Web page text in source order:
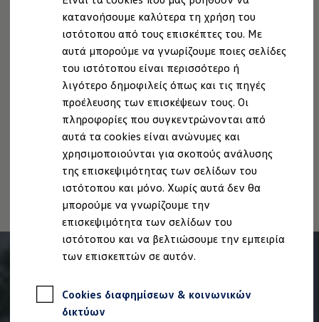
κατανοήσουμε καλύτερα τη χρήση του
ιστότοπου από τους επισκέπτες του. Με
αυτά μπορούμε να γνωρίζουμε ποιες σελίδες
του ιστότοπου είναι περισσότερο ή
λιγότερο δημοφιλείς όπως και τις πηγές
προέλευσης των επισκέψεων τους. Οι
πληροφορίες που συγκεντρώνονται από
αυτά τα cookies είναι ανώνυμες και
χρησιμοποιούνται για σκοπούς ανάλυσης
της επισκεψιμότητας των σελίδων του
ιστότοπου και μόνο. Χωρίς αυτά δεν θα
μπορούμε να γνωρίζουμε την
επισκεψιμότητα των σελίδων του
ιστότοπου και να βελτιώσουμε την εμπειρία
των επισκεπτών σε αυτόν.
Cookies διαφημίσεων & κοινωνικών
δικτύων
Χρηματοδότηση Classic Credit
Καινοτόμες Τεχνολογίες
Ιδιοκτήτες και υπηρεσίες After Sales
myVolkswagen
Service και γνήσια ανταλλακτικά
Επιθεώρηση & ΚΤΕΟ
Επισκευές & έλεγχοι
Λιπαντικά κινητήρα και υγρά
Τροχοί και ελαστικά
Οδική Βοήθεια
Volkswagen Service
Ανταλλακτικά Volkswagen
Γνήσια αξεσουάρ Volkswagen
Γνήσια αξεσουάρ Volkswagen ειδικά για κάθε
Εσωτερική και εξωτερική προστασία
Λύσεις μεταφοράς και αποσκευών
Ψυχαγωγία και ηλεκτρονικές συσκευές
Εξατομίκευση
Επιτοίχιος σταθμός φόρτισης και καλώδια
Συλλογές Lifestyle
Εφαρμογές Volkswagen, σύνδεση και
Σύνδεση κινητού τηλεφώνου και οχήματος
Νομική Σημείωση Προστασία Δεδομένων
Imprint
Πολιτική cookies
Άδειες Χρήσης Τρίτων
Πληροφορίες Ασφαλείας Προϊόντων
Volkswagen AG (Στοιχεία έκδοσης και νομικά κείμενα)
Δήλωση Προσβασιμότητας
Πληροφορίες για την Προσβασιμότητα
EU Data Act
Ανάκληση Ψηφιακών υπηρεσιών